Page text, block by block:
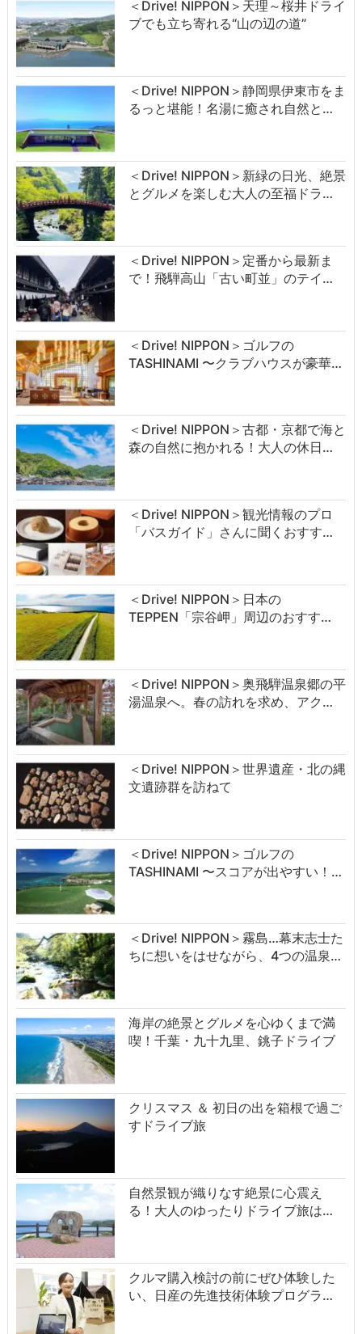
＜Drive! NIPPON＞天理～桜井ドライ
ブでも立ち寄れる“山の辺の道”
＜Drive! NIPPON＞静岡県伊東市をま
るっと堪能！名湯に癒され自然と…
＜Drive! NIPPON＞新緑の日光、絶景
とグルメを楽しむ大人の至福ドラ…
＜Drive! NIPPON＞定番から最新ま
で！飛騨高山「古い町並」のテイ…
＜Drive! NIPPON＞ゴルフの
TASHINAMI 〜クラブハウスが豪華…
＜Drive! NIPPON＞古都・京都で海と
森の自然に抱かれる！大人の休日…
＜Drive! NIPPON＞観光情報のプロ
「バスガイド」さんに聞くおすす…
＜Drive! NIPPON＞日本の
TEPPEN「宗谷岬」周辺のおすす…
＜Drive! NIPPON＞奥飛騨温泉郷の平
湯温泉へ。春の訪れを求め、アク…
＜Drive! NIPPON＞世界遺産・北の縄
文遺跡群を訪ねて
＜Drive! NIPPON＞ゴルフの
TASHINAMI 〜スコアが出やすい！…
＜Drive! NIPPON＞霧島…幕末志士た
ちに想いをはせながら、4つの温泉…
海岸の絶景とグルメを心ゆくまで満
喫！千葉・九十九里、銚子ドライブ
クリスマス ＆ 初日の出を箱根で過ご
すドライブ旅
自然景観が織りなす絶景に心震え
る！大人のゆったりドライブ旅は…
クルマ購入検討の前にぜひ体験した
い、日産の先進技術体験プログラ…